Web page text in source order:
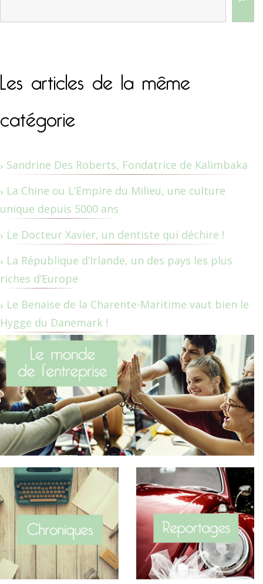
Les articles de la même
catégorie
Sandrine Des Roberts, Fondatrice de Kalimbaka
La Chine ou L’Empire du Milieu, une culture
unique depuis 5000 ans
Le Docteur Xavier, un dentiste qui déchire !
La République d’Irlande, un des pays les plus
riches d’Europe
Le Benaise de la Charente-Maritime vaut bien le
Hygge du Danemark !